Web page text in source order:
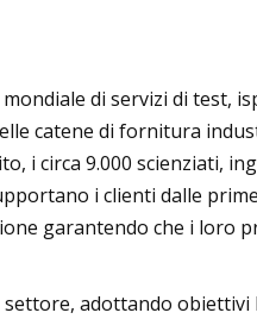
di servizi di test,
catene di fornitura
i circa 9.000 scienziati,
i clienti dalle
garantendo che i loro
adottando obiettivi